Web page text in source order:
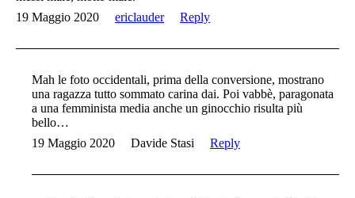
19 Maggio 2020
ericlauder Reply
Mah le foto occidentali, prima della conversione, mostrano
una ragazza tutto sommato carina dai. Poi vabbè, paragonata
a una femminista media anche un ginocchio risulta più
bello…
19 Maggio 2020
Davide Stasi Reply